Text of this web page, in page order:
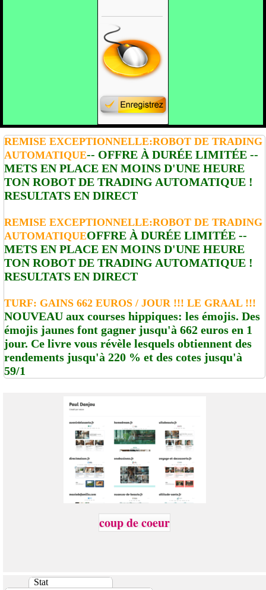
REMISE EXCEPTIONNELLE:ROBOT DE TRADING
AUTOMATIQUE-- OFFRE À DURÉE LIMITÉE --
METS EN PLACE EN MOINS D'UNE HEURE
TON ROBOT DE TRADING AUTOMATIQUE !
RESULTATS EN DIRECT
REMISE EXCEPTIONNELLE:ROBOT DE TRADING
AUTOMATIQUEOFFRE À DURÉE LIMITÉE --
METS EN PLACE EN MOINS D'UNE HEURE
TON ROBOT DE TRADING AUTOMATIQUE !
RESULTATS EN DIRECT
TURF: GAINS 662 EUROS / JOUR !!! LE GRAAL !!!
NOUVEAU aux courses hippiques: les émojis. Des
émojis jaunes font gagner jusqu'à 662 euros en 1
jour. Ce livre vous révèle lesquels obtiennent des
rendements jusqu'à 220 % et des cotes jusqu'à
59/1
coup de coeur
Stat